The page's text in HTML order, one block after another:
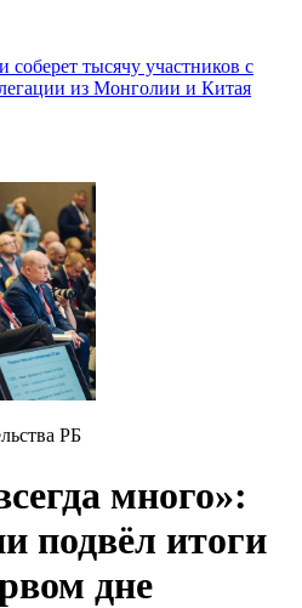
соберет тысячу участников с
из Монголии и Китая
РБ
много»:
подвёл итоги
дне